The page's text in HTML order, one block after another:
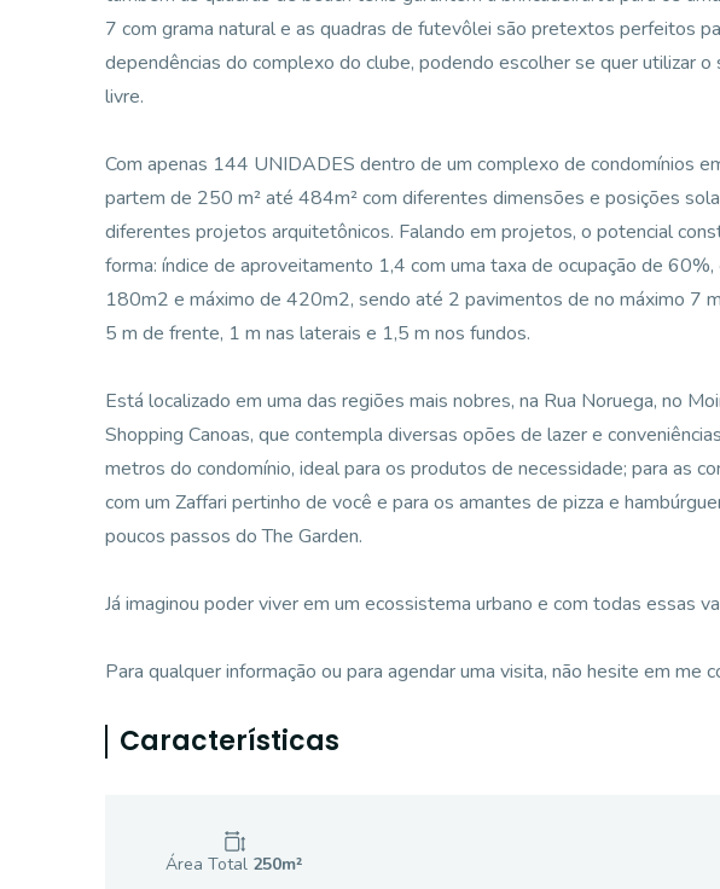
7 com grama natural e as quadras de futevôlei são pretextos perfeitos
dependências do complexo do clube, podendo escolher se quer utilizar
livre.
Com apenas 144 UNIDADES dentro de um complexo de condomínios
partem de 250 m² até 484m² com diferentes dimensões e posições
diferentes projetos arquitetônicos. Falando em projetos, o potencial
forma: índice de aproveitamento 1,4 com uma taxa de ocupação de
180m2 e máximo de 420m2, sendo até 2 pavimentos de no máximo 7
5 m de frente, 1 m nas laterais e 1,5 m nos fundos.
Está localizado em uma das regiões mais nobres, na Rua Noruega, no
Shopping Canoas, que contempla diversas opões de lazer e
metros do condomínio, ideal para os produtos de necessidade; para as
com um Zaffari pertinho de você e para os amantes de pizza e
poucos passos do The Garden.
Já imaginou poder viver em um ecossistema urbano e com todas essas
Para qualquer informação ou para agendar uma visita, não hesite em me
Características
Área Total 250m²